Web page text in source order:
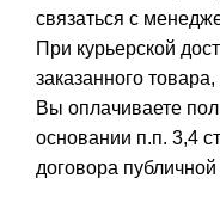
связаться с
При курьерской
заказанного
Вы оплачиваете
основании п.п. 3,4
договора